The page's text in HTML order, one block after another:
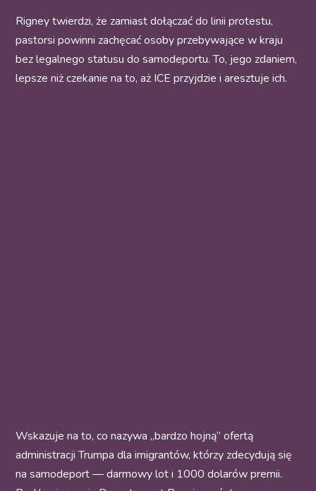
Rigney twierdzi, że zamiast dołączać do linii protestu,
pastorsi powinni zachęcać osoby przebywające w kraju
bez legalnego statusu do samodeportu. To, jego zdaniem,
lepsze niż czekanie na to, aż ICE przyjdzie i aresztuje ich.
Wskazuje na to, co nazywa „bardzo hojną” ofertą
administracji Trumpa dla imigrantów, którzy zdecydują się
na samodeport — darmowy lot i 1000 dolarów premii.